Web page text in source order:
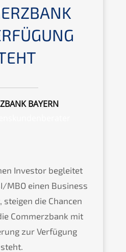
BAYERN
Investor begleitet
MBO einen Business
steigen die Chancen
Commerzbank mit
zur Verfügung
steht.